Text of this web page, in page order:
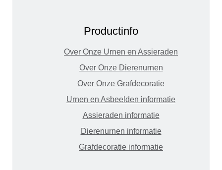
Productinfo
Over Onze Urnen en Assieraden
Over Onze Dierenurnen
Over Onze Grafdecoratie
Urnen en Asbeelden informatie
Assieraden informatie
Dierenurnen informatie
Grafdecoratie informatie